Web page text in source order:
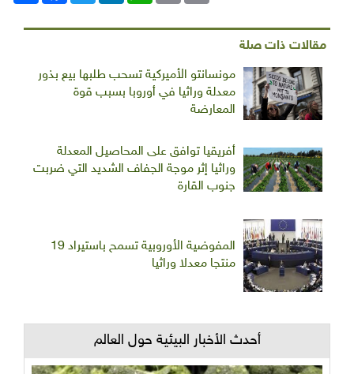
مقالات ذات صلة
مونسانتو الأميركية تسحب طلبها بيع بذور
معدلة وراثيا في أوروبا بسبب قوة
المعارضة
أفريقيا توافق على المحاصيل المعدلة
وراثيا إثر موجة الجفاف الشديد التي ضربت
جنوب القارة
المفوضية الأوروبية تسمح باستيراد 19
منتجا معدلا وراثيا
أحدث الأخبار البيئية حول العالم